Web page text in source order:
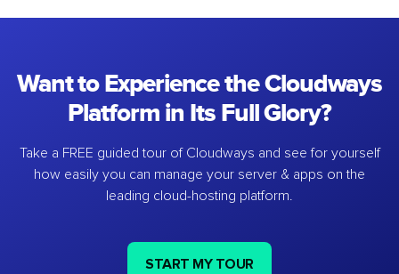
Want to Experience the Cloudways
Platform in Its Full Glory?
Take a FREE guided tour of Cloudways and see for yourself
how easily you can manage your server & apps on the
leading cloud-hosting platform.
START MY TOUR